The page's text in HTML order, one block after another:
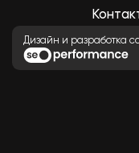
Дизайн и разработка